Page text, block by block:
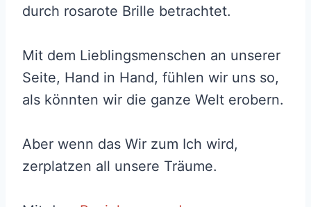
durch rosarote Brille betrachtet.
Mit dem Lieblingsmenschen an unserer
Seite, Hand in Hand, fühlen wir uns so,
als könnten wir die ganze Welt erobern.
Aber wenn das Wir zum Ich wird,
zerplatzen all unsere Träume.